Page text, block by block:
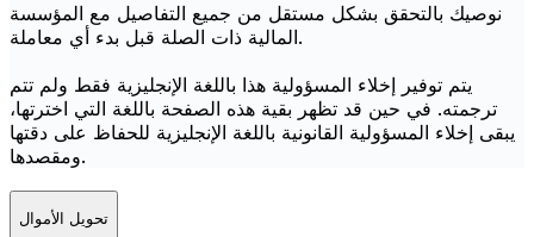
نوصيك بالتحقق بشكل مستقل من جميع التفاصيل مع المؤسسة
المالية ذات الصلة قبل بدء أي معاملة.
يتم توفير إخلاء المسؤولية هذا باللغة الإنجليزية فقط ولم تتم
ترجمته. في حين قد تظهر بقية هذه الصفحة باللغة التي اخترتها،
يبقى إخلاء المسؤولية القانونية باللغة الإنجليزية للحفاظ على دقتها
ومقصدها.
تحويل الأموال